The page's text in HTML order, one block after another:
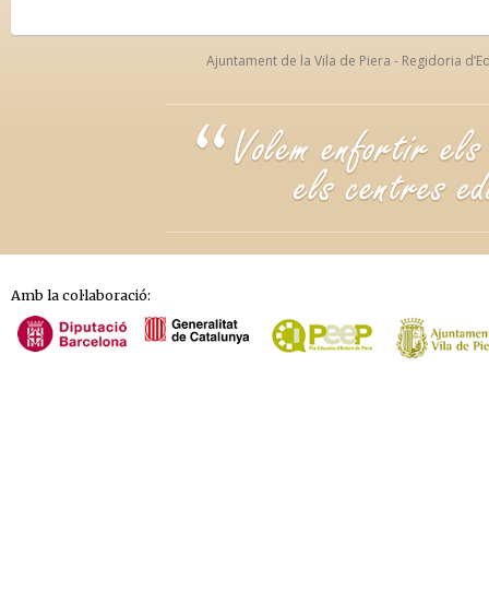
Ajuntament de la Vila de Piera - Regidoria
Amb la col·laboració: